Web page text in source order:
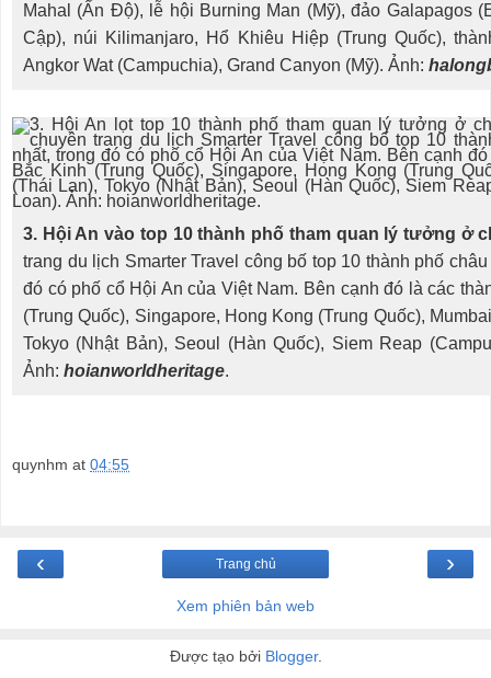
Mahal (Ấn Độ), lễ hội Burning Man (Mỹ), đảo Galapagos
Cập), núi Kilimanjaro, Hổ Khiêu Hiệp (Trung Quốc),
Angkor Wat (Campuchia), Grand Canyon (Mỹ). Ảnh:
3. Hội An vào top 10 thành phố tham quan lý tưởng ở
trang du lịch Smarter Travel công bố top 10 thành phố
đó có phố cổ Hội An của Việt Nam. Bên cạnh đó là các
(Trung Quốc), Singapore, Hong Kong (Trung Quốc),
Tokyo (Nhật Bản), Seoul (Hàn Quốc), Siem Reap
Ảnh: hoianworldheritage.
quynhm at 04:55
‹ ›
Trang chủ
Xem phiên bản web
Được tạo bởi Blogger.